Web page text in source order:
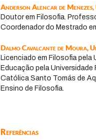
Anderson Alencar de Menezes,
Doutor em Filosofia.
Coordenador do Mestrado
Dalmo Cavalcante de Moura,
Licenciado em Filosofia pela
Educação pela
Católica Santo Tomás de
Ensino de Filosofia.
Referências